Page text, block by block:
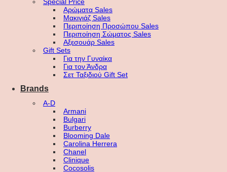
Αρώματα Sales
Μακιγιάζ Sales
Περιποίηση Προσώπου Sales
Περιποίηση Σώματος Sales
Αξεσουάρ Sales
Gift Sets
Για την Γυναίκα
Για τον Άνδρα
Σετ Ταξιδιού Gift Set
Brands
A-D
Armani
Bulgari
Burberry
Blooming Dale
Carolina Herrera
Chanel
Clinique
Cocosolis